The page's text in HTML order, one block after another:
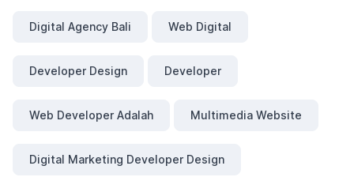
Digital Agency Bali Web Digital
Developer Design Developer
Web Developer Adalah Multimedia Website
Digital Marketing Developer Design